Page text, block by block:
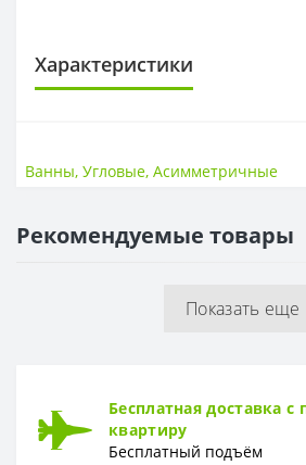
Характеристики
Размер
Глубина
Ванны,Угловые,Асимметричные
Рекомендуемые товары
Показать еще
Бесплатная доставка
квартиру
Бесплатный подъём